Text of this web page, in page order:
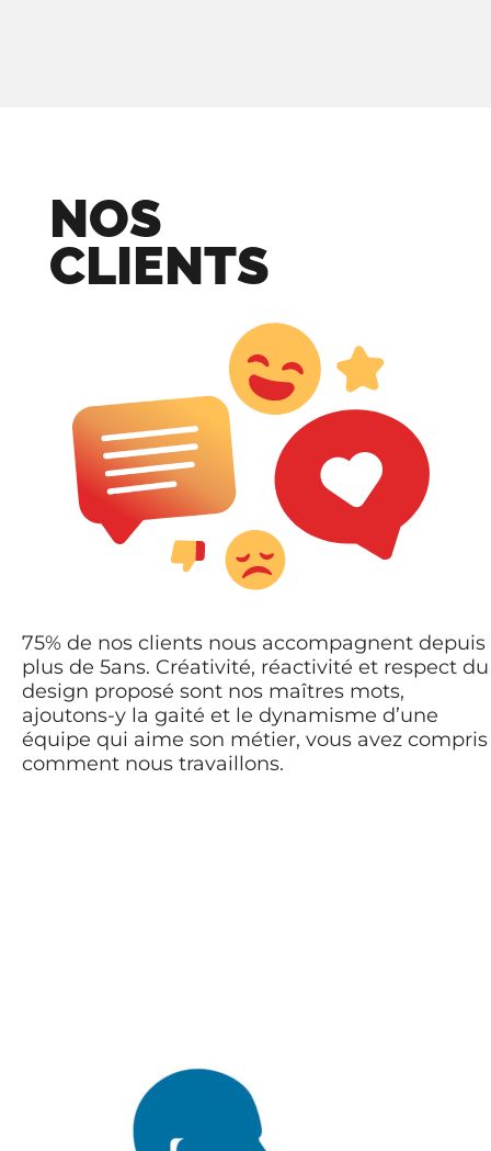
NOS
CLIENTS
75% de nos clients nous accompagnent depuis
plus de 5ans. Créativité, réactivité et respect du
design proposé sont nos maîtres mots,
ajoutons-y la gaité et le dynamisme d’une
équipe qui aime son métier, vous avez compris
comment nous travaillons.